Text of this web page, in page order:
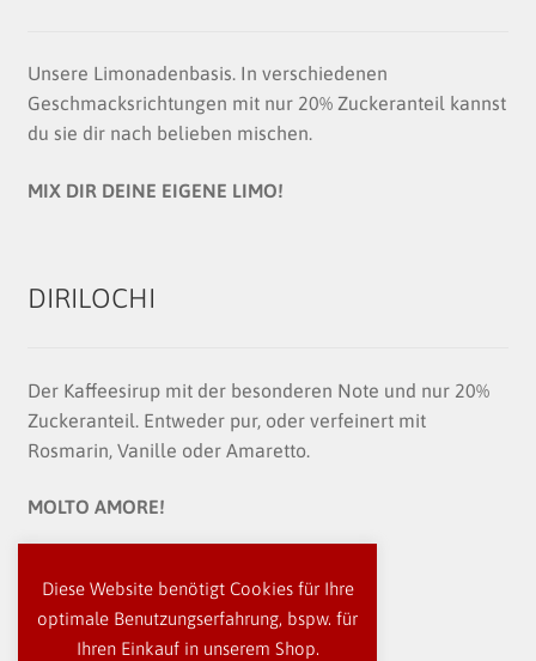
Unsere Limonadenbasis. In verschiedenen
Geschmacksrichtungen mit nur 20% Zuckeranteil kannst
du sie dir nach belieben mischen.
MIX DIR DEINE EIGENE LIMO!
DIRILOCHI
Der Kaffeesirup mit der besonderen Note und nur 20%
Zuckeranteil. Entweder pur, oder verfeinert mit
Rosmarin, Vanille oder Amaretto.
MOLTO AMORE!
Diese Website benötigt Cookies für Ihre
optimale Benutzungserfahrung, bspw. für
Ihren Einkauf in unserem Shop.